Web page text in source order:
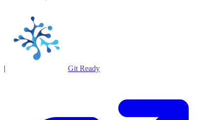
| Git Ready